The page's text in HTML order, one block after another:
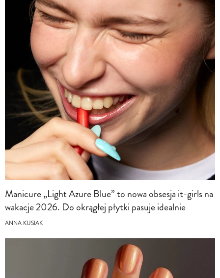
Manicure „Light Azure Blue” to nowa obsesja it-girls na
wakacje 2026. Do okrągłej płytki pasuje idealnie
ANNA KUSIAK